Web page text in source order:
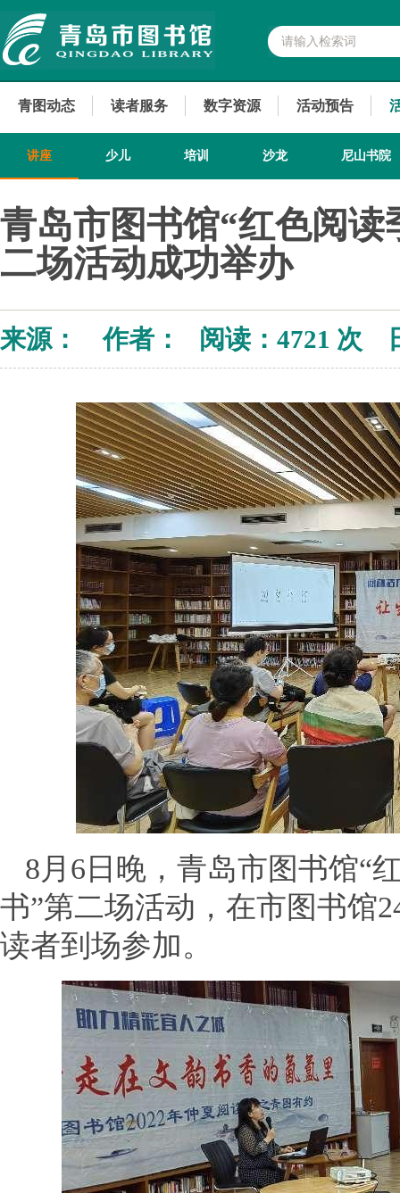
青图动态 读者服务 数字资源 活动预告
讲座 少儿 培训 沙龙 尼山书院
青岛市图书馆“红色阅
二场活动成功举办
来源： 作者： 阅读： 4721 次
8月6日晚，青岛市图书馆
书”第二场活动，在市图书馆
读者到场参加。